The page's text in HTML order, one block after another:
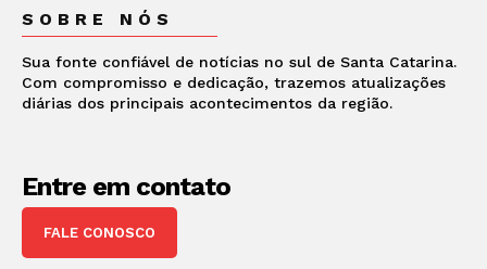
SOBRE NÓS
Sua fonte confiável de notícias no sul de Santa Catarina.
Com compromisso e dedicação, trazemos atualizações
diárias dos principais acontecimentos da região.
Entre em contato
FALE CONOSCO